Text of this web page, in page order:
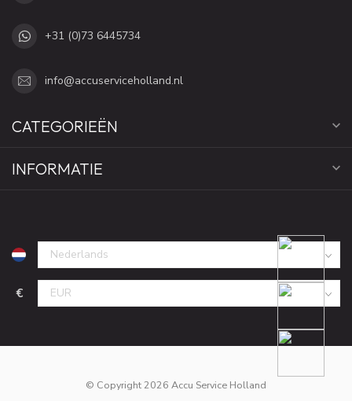
+31 (0)73 6445734
info@accuserviceholland.nl
CATEGORIEËN
INFORMATIE
€
© Copyright 2026 Accu Service Holland